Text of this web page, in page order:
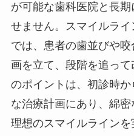
が可能な歯科医院と長
せません。スマイルラ
では、患者の歯並びや
画を立て、段階を追っ
のポイントは、初診時
な治療計画にあり、綿
理想のスマイルラインを